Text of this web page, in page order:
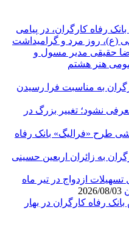
رفاه کارگران، در پیامی
(ع)، روز مرد و گرامیداشت
حقیقی مدیر مسول و
هنر هشتم
به مناسبت فرا رسیدن
نشود؛ تغییر بزرگ در
طرح «فرالیگ» بانک رفاه
به زائران اربعین حسینی
میلیارد ریال تسهیلات ازدواج در تیر ماه
خالص بانک رفاه کارگران در بهار